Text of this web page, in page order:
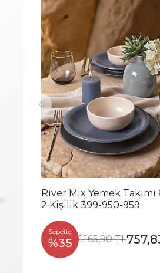
River Mix Yemek Takımı
2 Kişilik 399-950-959
Sepette
%35 1.165,90 TL